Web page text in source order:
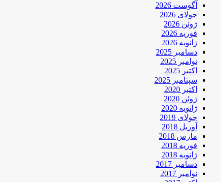
آگوست 2026
جولای 2026
ژوئن 2026
فوریه 2026
ژانویه 2026
دسامبر 2025
نوامبر 2025
اکتبر 2025
سپتامبر 2025
اکتبر 2020
ژوئن 2020
ژانویه 2020
جولای 2019
آوریل 2018
مارس 2018
فوریه 2018
ژانویه 2018
دسامبر 2017
نوامبر 2017